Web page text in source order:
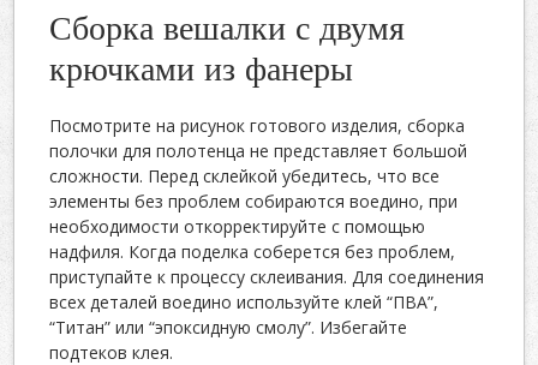
Сборка вешалки с двумя
крючками из фанеры
Посмотрите на рисунок готового изделия, сборка
полочки для полотенца не представляет большой
сложности. Перед склейкой убедитесь, что все
элементы без проблем собираются воедино, при
необходимости откорректируйте с помощью
надфиля. Когда поделка соберется без проблем,
приступайте к процессу склеивания. Для соединения
всех деталей воедино используйте клей “ПВА”,
“Титан” или “эпоксидную смолу”. Избегайте
подтеков клея.